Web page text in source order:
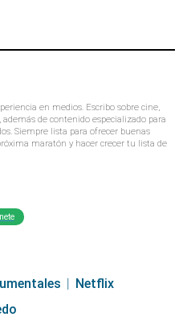
en medios. Escribo sobre cine,
de contenido especializado para
Siempre lista para ofrecer buenas
maratón y hacer crecer tu lista de
Netflix